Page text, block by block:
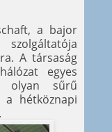
a bajor
A társaság
egyes
olyan sűrű
a hétköznapi